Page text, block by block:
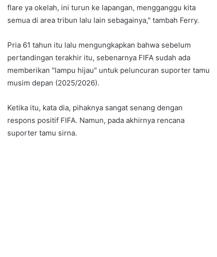
flare ya okelah, ini turun ke lapangan, mengganggu kita
semua di area tribun lalu lain sebagainya," tambah Ferry.
Pria 61 tahun itu lalu mengungkapkan bahwa sebelum
pertandingan terakhir itu, sebenarnya FIFA sudah ada
memberikan "lampu hijau" untuk peluncuran suporter tamu
musim depan (2025/2026).
Ketika itu, kata dia, pihaknya sangat senang dengan
respons positif FIFA. Namun, pada akhirnya rencana
suporter tamu sirna.